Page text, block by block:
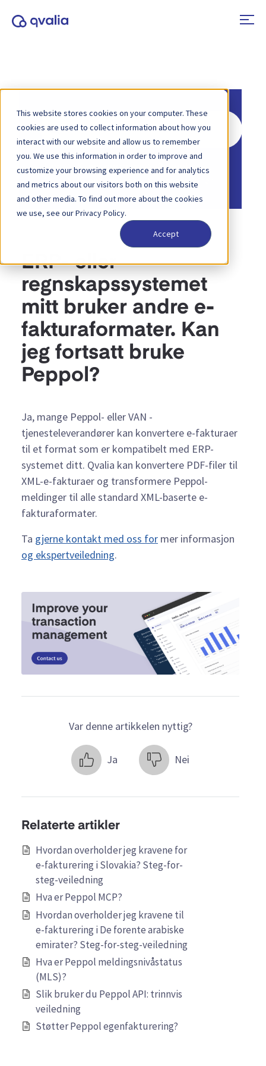
This website stores cookies on your computer. These
cookies are used to collect information about how you
interact with our website and allow us to remember
you. We use this information in order to improve and
customize your browsing experience and for analytics
and metrics about our visitors both on this website
and other media. To find out more about the cookies
we use, see our Privacy Policy.
Accept
Søk
etter
Hjem Kunnskapsbase
Peppol
Hjem
Kunnskapsbase Integrasjoner
ERP- eller
regnskapssystemet
mitt bruker andre e-
fakturaformater. Kan
jeg fortsatt bruke
Peppol?
Ja, mange Peppol- eller VAN -
tjenesteleverandører kan konvertere e-fakturaer
til et format som er kompatibelt med ERP-
systemet ditt. Qvalia kan konvertere PDF-filer til
XML-e-fakturaer og transformere Peppol-
meldinger til alle standard XML-baserte e-
fakturaformater.
Ta gjerne kontakt med oss for mer informasjon
og ekspertveiledning.
Var denne artikkelen nyttig?
Ja Nei
Relaterte artikler
Hvordan overholder jeg kravene for
e-fakturering i Slovakia? Steg-for-
steg-veiledning
Hva er Peppol MCP?
Hvordan overholder jeg kravene til
e-fakturering i De forente arabiske
emirater? Steg-for-steg-veiledning
Hva er Peppol meldingsnivåstatus
(MLS)?
Slik bruker du Peppol API: trinnvis
veiledning
Støtter Peppol egenfakturering?